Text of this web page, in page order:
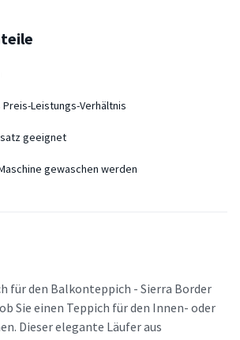
Leistungs-Verhältnis
geeignet
gewaschen werden
für den Balkonteppich - Sierra Border
Sie einen Teppich für den Innen- oder
Dieser elegante Läufer aus